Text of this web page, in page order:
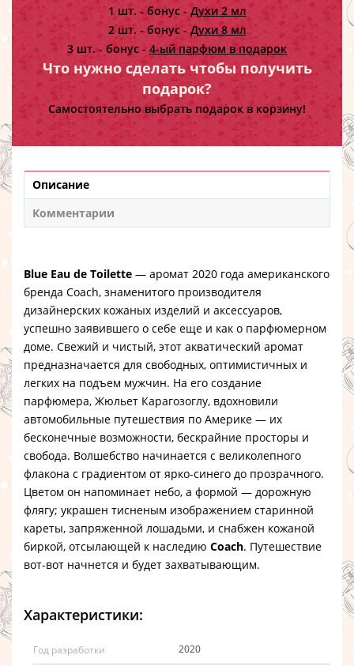
1 шт. - бонус - Духи 2 мл
2 шт. - бонус -Духи 8 мл
3 шт. - бонус - 4-ый парфюм в подарок
Что нужно сделать чтобы получить
подарок?
Самостоятельно выбрать подарок в корзину!
Описание
Комментарии
Blue Eau de Toilette — аромат 2020 года американского
бренда Coach, знаменитого производителя
дизайнерских кожаных изделий и аксессуаров,
успешно заявившего о себе еще и как о парфюмерном
доме. Свежий и чистый, этот акватический аромат
предназначается для свободных, оптимистичных и
легких на подъем мужчин. На его создание
парфюмера, Жюльет Карагозоглу, вдохновили
автомобильные путешествия по Америке — их
бесконечные возможности, бескрайние просторы и
свобода. Волшебство начинается с великолепного
флакона с градиентом от ярко-синего до прозрачного.
Цветом он напоминает небо, а формой — дорожную
флягу; украшен тисненым изображением старинной
кареты, запряженной лошадьми, и снабжен кожаной
биркой, отсылающей к наследию Coach. Путешествие
вот-вот начнется и будет захватывающим.
Характеристики:
Год разработки 2020